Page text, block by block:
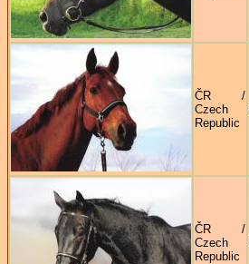
ČR /
Czech
Republic
ČR /
Czech
Republic